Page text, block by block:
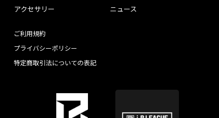
アクセサリー
ニュース
ご利用規約
プライバシーポリシー
特定商取引法についての表記